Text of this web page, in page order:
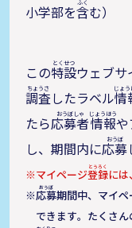
小学部を含む）
この特設ウェブ
調査したラベル情
たら応募者情報
し、期間内に応募
マイページ登録に
応募期間中、マイ
できます。たくさ